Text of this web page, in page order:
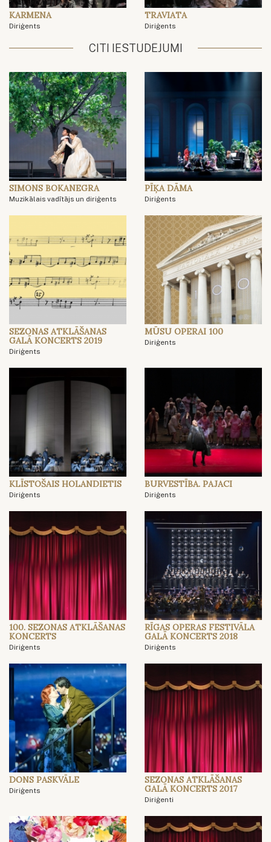
KARMENA
Diriģents
TRAVIATA
Diriģents
CITI IESTUDĒJUMI
SIMONS BOKANEGRA
Muzikālais vadītājs un diriģents
PĪĶA DĀMA
Diriģents
SEZONAS ATKLĀŠANAS
GALĀ KONCERTS 2019
Diriģents
MŪSU OPERAI 100
Diriģents
KLĪSTOŠAIS HOLANDIETIS
Diriģents
BURVESTĪBA. PAJACI
Diriģents
100. SEZONAS ATKLĀŠANAS
KONCERTS
Diriģents
RĪGAS OPERAS FESTIVĀLA
GALĀ KONCERTS 2018
Diriģents
DONS PASKVĀLE
Diriģents
SEZONAS ATKLĀŠANAS
GALĀ KONCERTS 2017
Diriģenti